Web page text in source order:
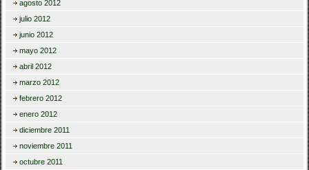
agosto 2012
julio 2012
junio 2012
mayo 2012
abril 2012
marzo 2012
febrero 2012
enero 2012
diciembre 2011
noviembre 2011
octubre 2011